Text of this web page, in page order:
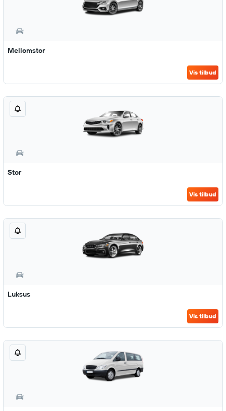
Mellomstor
Vis tilbud
Stor
Vis tilbud
Luksus
Vis tilbud